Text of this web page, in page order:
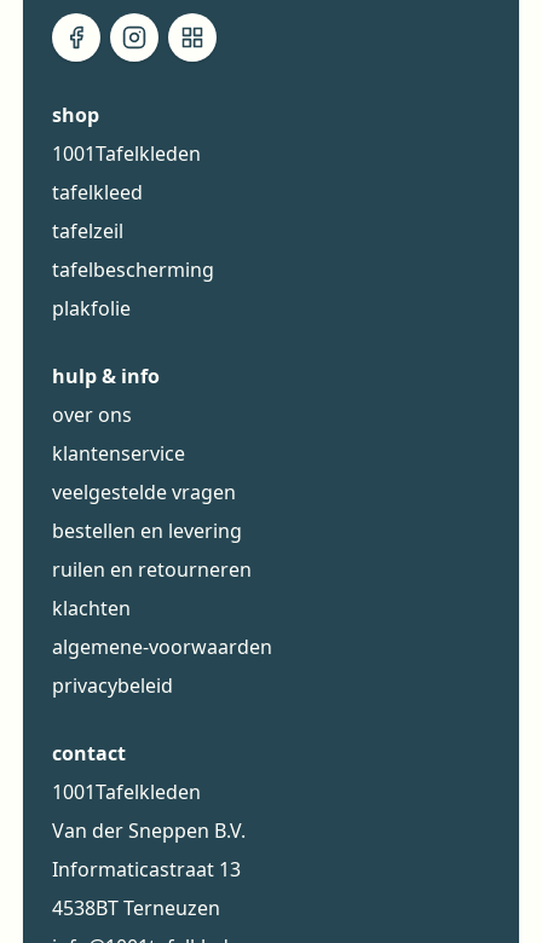
shop
1001Tafelkleden
tafelkleed
tafelzeil
tafelbescherming
plakfolie
hulp & info
over ons
klantenservice
veelgestelde vragen
bestellen en levering
ruilen en retourneren
klachten
algemene-voorwaarden
privacybeleid
contact
1001Tafelkleden
Van der Sneppen B.V.
Informaticastraat 13
4538BT Terneuzen